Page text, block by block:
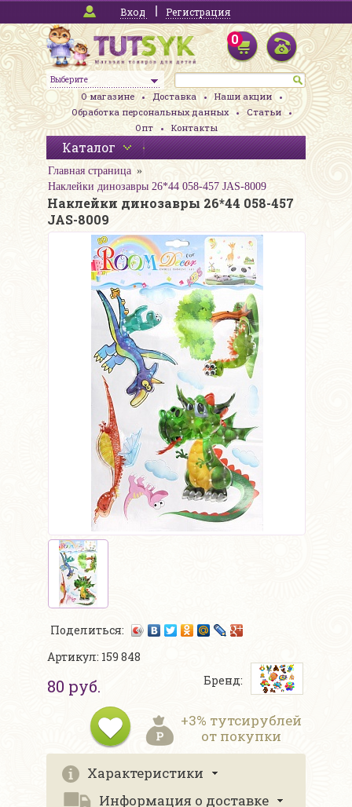
Вход Регистрация
Выберите
0
О магазине Доставка
Наши акции
Обработка персональных данных
Статьи
Опт
Контакты
Каталог
Главная страница
Наклейки динозавры 26*44 058-457 JAS-8009
Наклейки динозавры 26*44 058-457
JAS-8009
Поделиться:
Артикул: 159 848
80 руб. Бренд:
+3% тутсирублей
от покупки
Характеристики
Информация о доставке